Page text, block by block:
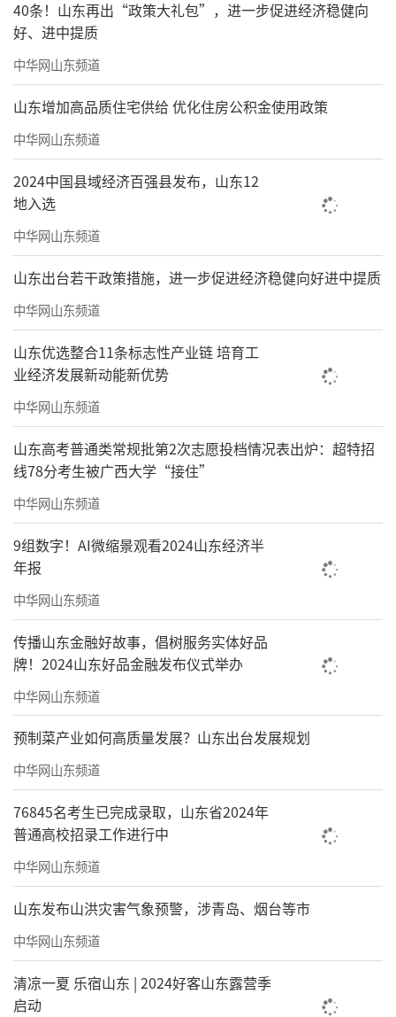
40条！山东再出“政策大礼包”，进一步促进经济稳健向
好、进中提质
中华网山东频道
山东增加高品质住宅供给 优化住房公积金使用政策
中华网山东频道
2024中国县域经济百强县发布，山东12
地入选
中华网山东频道
山东出台若干政策措施，进一步促进经济稳健向好进中提质
中华网山东频道
山东优选整合11条标志性产业链 培育工
业经济发展新动能新优势
中华网山东频道
山东高考普通类常规批第2次志愿投档情况表出炉：超特招
线78分考生被广西大学“接住”
中华网山东频道
9组数字！AI微缩景观看2024山东经济半
年报
中华网山东频道
传播山东金融好故事，倡树服务实体好品
牌！2024山东好品金融发布仪式举办
中华网山东频道
预制菜产业如何高质量发展？山东出台发展规划
中华网山东频道
76845名考生已完成录取，山东省2024年
普通高校招录工作进行中
中华网山东频道
山东发布山洪灾害气象预警，涉青岛、烟台等市
中华网山东频道
清凉一夏 乐宿山东 | 2024好客山东露营季
启动